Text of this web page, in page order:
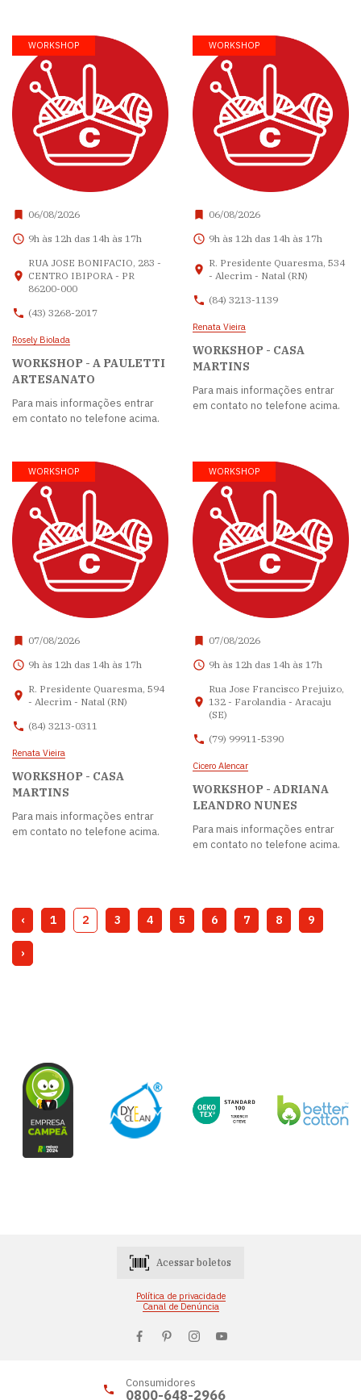
WORKSHOP
06/08/2026
9h às 12h das 14h às 17h
RUA JOSE BONIFACIO, 283 -
CENTRO IBIPORA - PR
86200-000
(43) 3268-2017
Rosely Biolada
WORKSHOP - A PAULETTI
ARTESANATO
Para mais informações entrar
em contato no telefone acima.
WORKSHOP
06/08/2026
9h às 12h das 14h às 17h
R. Presidente Quaresma, 534
- Alecrim - Natal (RN)
(84) 3213-1139
Renata Vieira
WORKSHOP - CASA
MARTINS
Para mais informações entrar
em contato no telefone acima.
WORKSHOP
07/08/2026
9h às 12h das 14h às 17h
R. Presidente Quaresma, 594
- Alecrim - Natal (RN)
(84) 3213-0311
Renata Vieira
WORKSHOP - CASA
MARTINS
Para mais informações entrar
em contato no telefone acima.
WORKSHOP
07/08/2026
9h às 12h das 14h às 17h
Rua Jose Francisco Prejuizo,
132 - Farolandia - Aracaju
(SE)
(79) 99911-5390
Cicero Alencar
WORKSHOP - ADRIANA
LEANDRO NUNES
Para mais informações entrar
em contato no telefone acima.
‹ 1 2 3 4 5 6 7 8 9
›
Acessar boletos
Política de privacidade
Canal de Denúncia
Consumidores
0800-648-2966